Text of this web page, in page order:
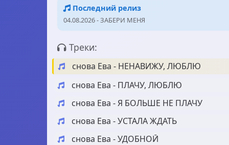
Последний релиз
04.08.2026 - ЗАБЕРИ МЕНЯ
Треки:
снова Ева - НЕНАВИЖУ, ЛЮБЛЮ
снова Ева - ПЛАЧУ, ЛЮБЛЮ
снова Ева - Я БОЛЬШЕ НЕ ПЛАЧУ
снова Ева - УСТАЛА ЖДАТЬ
снова Ева - УДОБНОЙ